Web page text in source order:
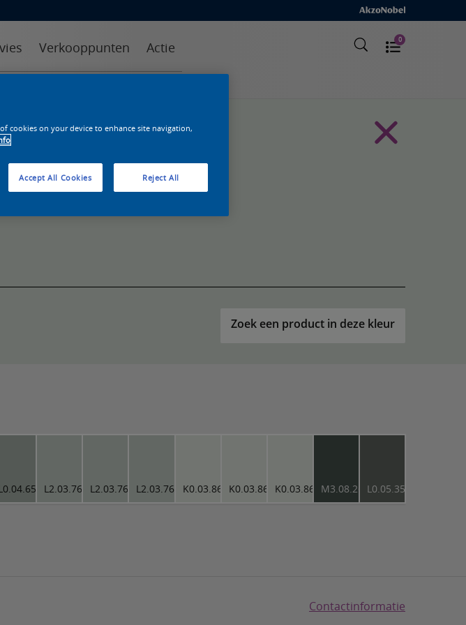
Verkooppunten Actie 0
Zoek een product in deze kleur
L2.03.76 L2.03.76 L2.03.76 K0.03.86 K0.03.86 K0.03.86 M3.08.26 L0.05.35
Contactinformatie
cookies on your device to enhance site navigation,
Reject All
Accept All Cookies